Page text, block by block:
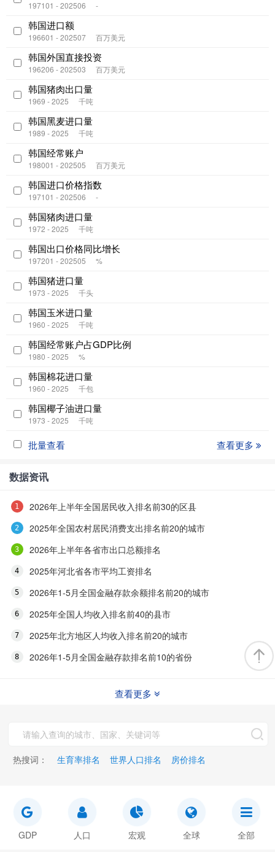
197101 - 202506 -
韩国进口额
196601 - 202507 百万美元
韩国外国直接投资
196206 - 202503 百万美元
韩国猪肉出口量
1969 - 2025 千吨
韩国黑麦进口量
1989 - 2025 千吨
韩国经常账户
198001 - 202505 百万美元
韩国进口价格指数
197101 - 202506 -
韩国猪肉进口量
1972 - 2025 千吨
韩国出口价格同比增长
197201 - 202505 %
韩国猪进口量
1973 - 2025 千头
韩国玉米进口量
1960 - 2025 千吨
韩国经常账户占GDP比例
1980 - 2025 %
韩国棉花进口量
1960 - 2025 千包
韩国椰子油进口量
1973 - 2025 千吨
批量查看 查看更多
数据资讯
2026年上半年全国居民收入排名前30的区县
2025年全国农村居民消费支出排名前20的城市
2026年上半年各省市出口总额排名
2025年河北省各市平均工资排名
2026年1-5月全国金融存款余额排名前20的城市
2025年全国人均收入排名前40的县市
2025年北方地区人均收入排名前20的城市
2026年1-5月全国金融存款排名前10的省份
查看更多
热搜词： 生育率排名 世界人口排名 房价排名
GDP 人口 宏观 全球 全部